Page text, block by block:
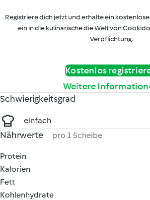
Registriere dich jetzt und erhalte ein
ein in die kulinarische die Welt von
Verpflichtung.
Kostenlos
Weitere
Schwierigkeitsgrad
einfach
Nährwerte pro 1 Scheibe
Protein
Kalorien
Fett
Kohlenhydrate